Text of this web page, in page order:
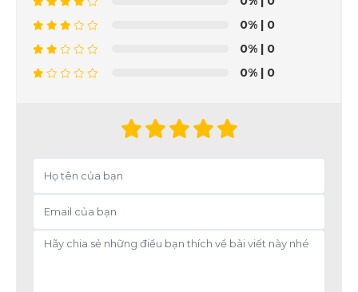
0% | 0
0% | 0
0% | 0